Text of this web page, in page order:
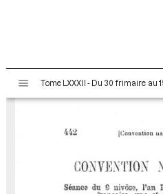
s
Tome LXXXII - Du 30 frimaire au